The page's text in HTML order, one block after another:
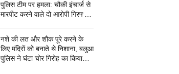
पुलिस टीम पर हमला: चौकी इंचार्ज से
मारपीट करने वाले दो आरोपी गिरफ्तार,
नशे की लत और शौक पूरे करने के
लिए मंदिरों को बनाते थे निशाना, बलुआ
पुलिस ने घंटा चोर गिरोह का किया